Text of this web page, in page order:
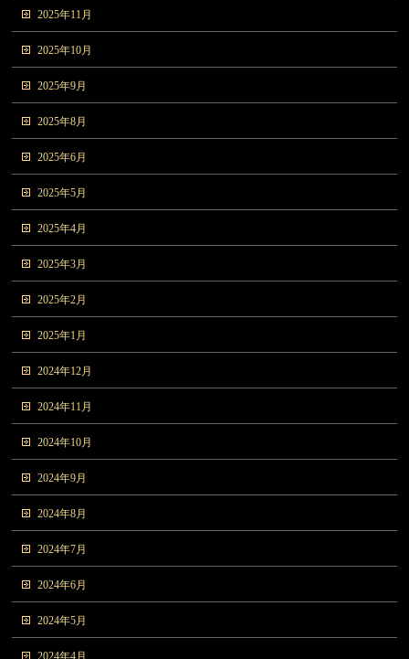
2025年11月
2025年10月
2025年9月
2025年8月
2025年6月
2025年5月
2025年4月
2025年3月
2025年2月
2025年1月
2024年12月
2024年11月
2024年10月
2024年9月
2024年8月
2024年7月
2024年6月
2024年5月
2024年4月